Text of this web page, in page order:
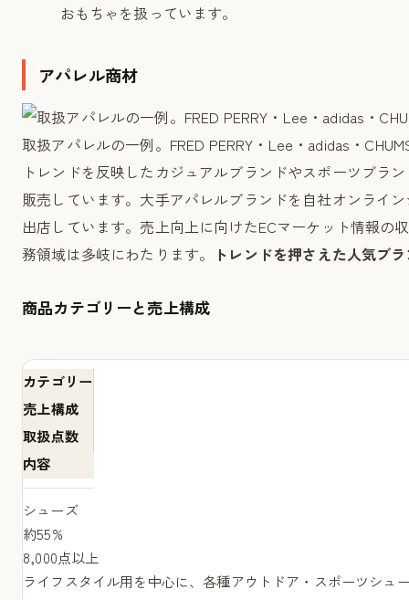
おもちゃを扱っています。
アパレル商材
取扱アパレルの一例。FRED PERRY・Lee・adidas・
トレンドを反映したカジュアルブランドやスポーツブラ
販売しています。大手アパレルブランドを自社オンライ
出店しています。売上向上に向けたECマーケット情報
務領域は多岐にわたります。
トレンドを押さえた人気ブ
商品カテゴリーと売上構成
カテゴリー
売上構成
取扱点数
内容
シューズ
約55%
8,000点以上
ライフスタイル用を中心に、各種アウトドア・スポーツシュ